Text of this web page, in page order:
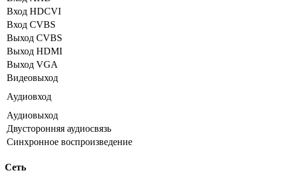
Вход HDCVI
Вход CVBS
Выход CVBS
Выход HDMI
Выход VGA
Видеовыход
Аудиовход
Аудиовыход
Двусторонняя аудиосвязь
Синхронное воспроизведение
Сеть